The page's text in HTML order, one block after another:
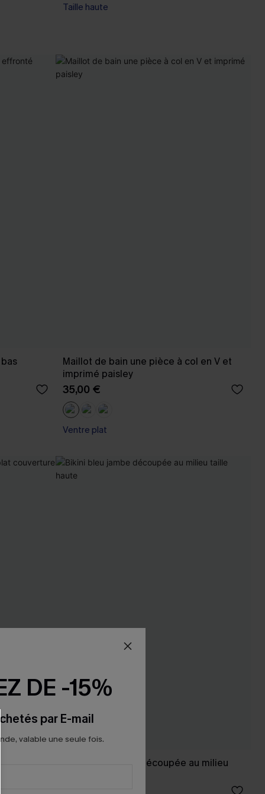
Taille haute
Maillot de bain une pièce à col en V et
imprimé paisley
35,00 €
Ventre plat
plat
Bikini bleu jambe découpée au milieu
DE -15%
par E-mail
valable une seule fois.